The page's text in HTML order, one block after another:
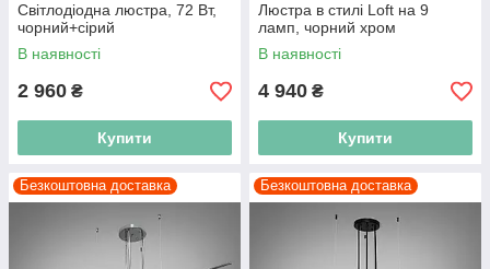
Світлодіодна люстра, 72 Вт,
чорний+сірий
В наявності
2 960 ₴
Купити
Люстра в стилі Loft на 9
ламп, чорний хром
В наявності
4 940 ₴
Купити
Безкоштовна доставка Безкоштовна доставка